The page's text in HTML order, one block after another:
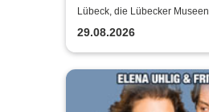
Lübeck, die Lübecker Museen
29.08.2026